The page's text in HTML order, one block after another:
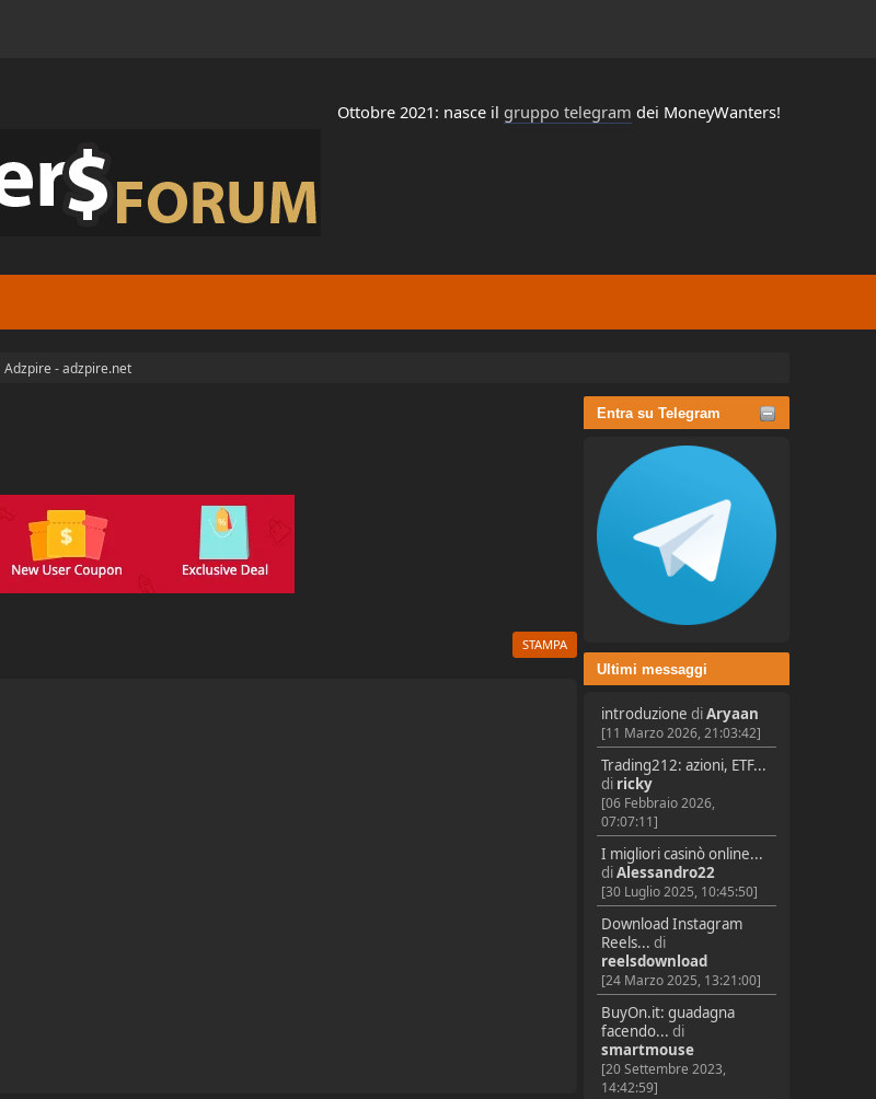
Ottobre 2021: nasce il gruppo telegram dei MoneyWanters!
Adzpire - adzpire.net
Entra su Telegram
Ultimi messaggi
introduzione diAryaan
[11 Marzo 2026, 21:03:42]
Trading212: azioni, ETF...
di ricky
[06 Febbraio 2026,
07:07:11]
I migliori casinò online...
diAlessandro22
[30 Luglio 2025, 10:45:50]
Download Instagram
Reels... di
reelsdownload
[24 Marzo 2025, 13:21:00]
BuyOn.it: guadagna
facendo... di
smartmouse
[20 Settembre 2023,
14:42:59]
STAMPA